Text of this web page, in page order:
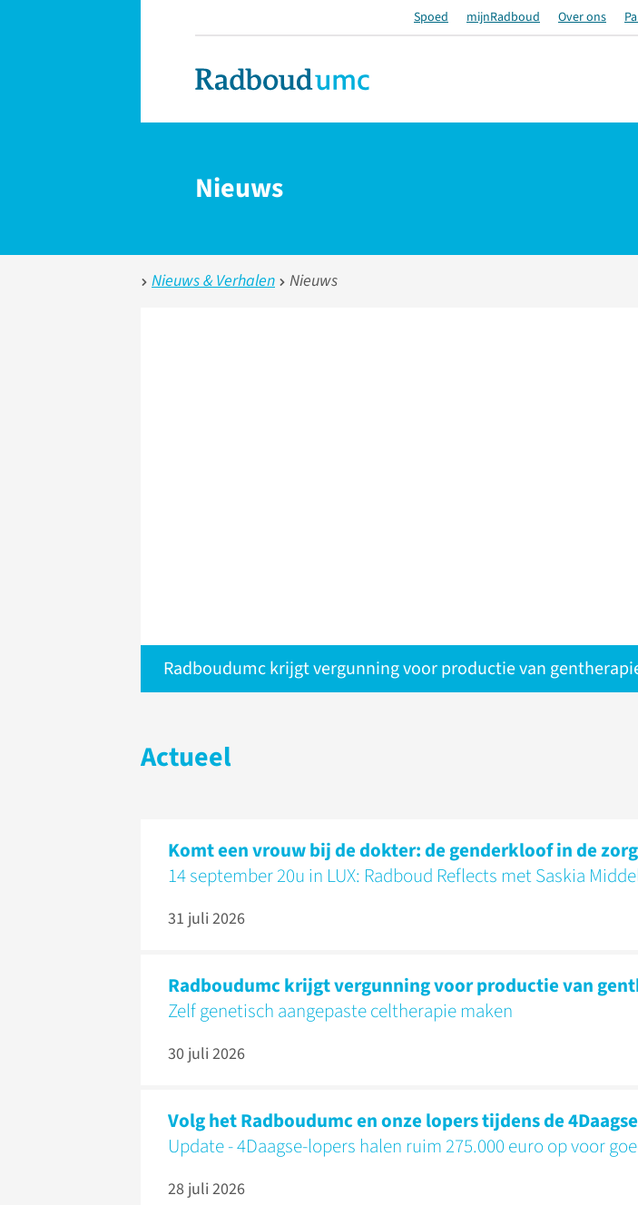
Spoed mijnRadboud Over ons
Nieuws
Nieuws & Verhalen Nieuws
Radboudumc krijgt vergunning voor productie van
Actueel
Komt een vrouw bij de dokter: de genderkloof in de zorg
14 september 20u in LUX: Radboud Reflects met Saskia
31 juli 2026
Radboudumc krijgt vergunning voor productie van
Zelf genetisch aangepaste celtherapie maken
30 juli 2026
Volg het Radboudumc en onze lopers tijdens de 4Daagse
Update - 4Daagse-lopers halen ruim 275.000 euro op voor
28 juli 2026